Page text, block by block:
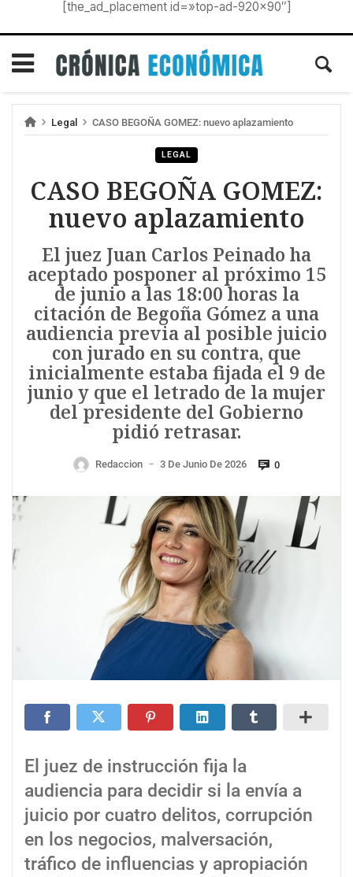
[the_ad_placement id=»top-ad-920×90″]
Legal CASO BEGOÑA GOMEZ: nuevo aplazamiento
LEGAL
CASO BEGOÑA GOMEZ:
nuevo aplazamiento
El juez Juan Carlos Peinado ha
aceptado posponer al próximo 15
de junio a las 18:00 horas la
citación de Begoña Gómez a una
audiencia previa al posible juicio
con jurado en su contra, que
inicialmente estaba fijada el 9 de
junio y que el letrado de la mujer
del presidente del Gobierno
pidió retrasar.
Redaccion — 3 De Junio De 2026 0
El juez de instrucción fija la
audiencia para decidir si la envía a
juicio por cuatro delitos, corrupción
en los negocios, malversación,
tráfico de influencias y apropiación